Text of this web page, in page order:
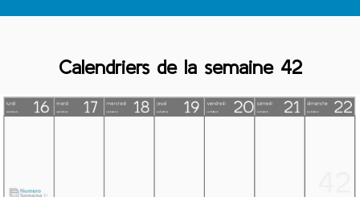
Calendriers de la semaine 42